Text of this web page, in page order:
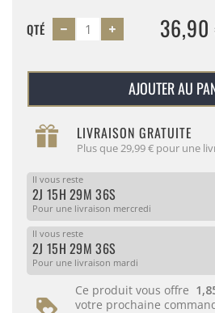
QTÉ 36,90
AJOUTER AU
LIVRAISON GRATUITE
Plus que 29,99 € pour une
Il vous reste
2J 15H 29M 36S
Pour une livraison mercredi
Il vous reste
2J 15H 29M 36S
Pour une livraison mardi
Ce produit vous offre
votre prochaine